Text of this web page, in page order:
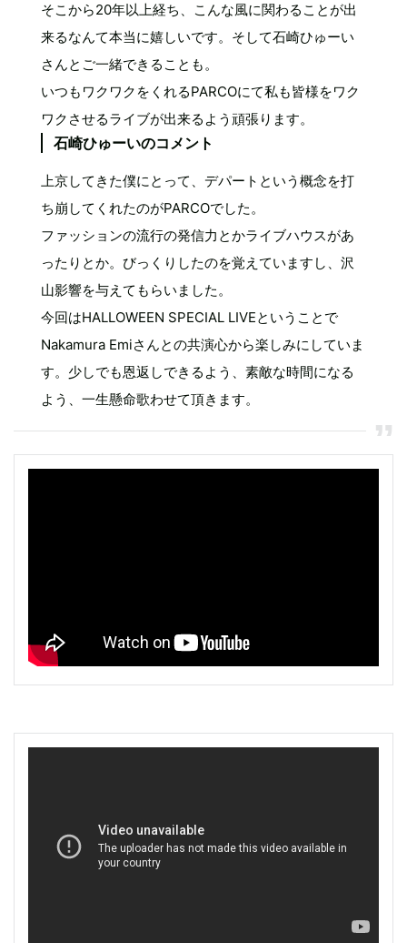
そこから20年以上経ち、こんな風に関わることが出
来るなんて本当に嬉しいです。そして石崎ひゅーい
さんとご一緒できることも。
いつもワクワクをくれるPARCOにて私も皆様をワク
ワクさせるライブが出来るよう頑張ります。
石崎ひゅーいのコメント
上京してきた僕にとって、デパートという概念を打
ち崩してくれたのがPARCOでした。
ファッションの流行の発信力とかライブハウスがあ
ったりとか。びっくりしたのを覚えていますし、沢
山影響を与えてもらいました。
今回はHALLOWEEN SPECIAL LIVEということで
Nakamura Emiさんとの共演心から楽しみにしていま
す。少しでも恩返しできるよう、素敵な時間になる
よう、一生懸命歌わせて頂きます。